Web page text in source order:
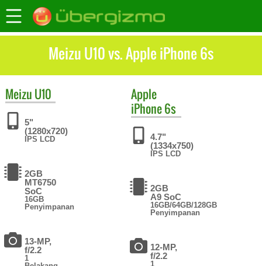
Meizu U10 vs. Apple iPhone 6s
Meizu U10
5"
(1280x720)
IPS LCD
2GB
MT6750
SoC
16GB
Penyimpanan
13-MP,
f/2.2
1
Apple
iPhone 6s
4.7"
(1334x750)
IPS LCD
2GB
A9 SoC
16GB/64GB/128GB
Penyimpanan
12-MP,
f/2.2
1